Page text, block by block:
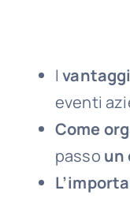
I
eventi
Come
passo un